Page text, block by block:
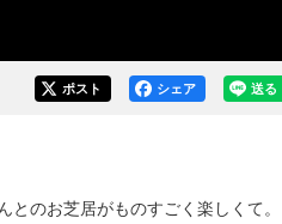
送る
シェア
ポスト
のお芝居がものすごく楽しくて。